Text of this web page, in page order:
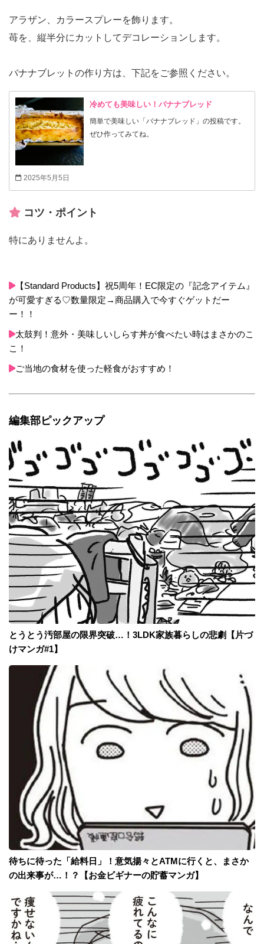
アラザン、カラースプレーを飾ります。
苺を、縦半分にカットしてデコレーションします。
バナナブレットの作り方は、下記をご参照ください。
冷めても美味しい！バナナブレッド
簡単で美味しい「バナナブレッド」の投稿です。
ぜひ作ってみてね。
2025年5月5日
コツ・ポイント
特にありませんよ。
【Standard Products】祝5周年！EC限定の『記念アイテム』
が可愛すぎる♡数量限定→商品購入で今すぐゲットだー
ー！！
太鼓判！意外・美味しいしらす丼が食べたい時はまさかのこ
こ！
ご当地の食材を使った軽食がおすすめ！
編集部ピックアップ
とうとう汚部屋の限界突破…！3LDK家族暮らしの悲劇【片づ
けマンガ#1】
待ちに待った「給料日」！意気揚々とATMに行くと、まさか
の出来事が…！？【お金ビギナーの貯蓄マンガ】